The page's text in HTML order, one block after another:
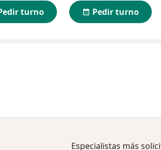
turno Pedir turno
Especialistas más